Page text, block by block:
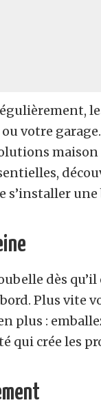
votre
s’installer
dès
Plus vite
plus :
qui crée les